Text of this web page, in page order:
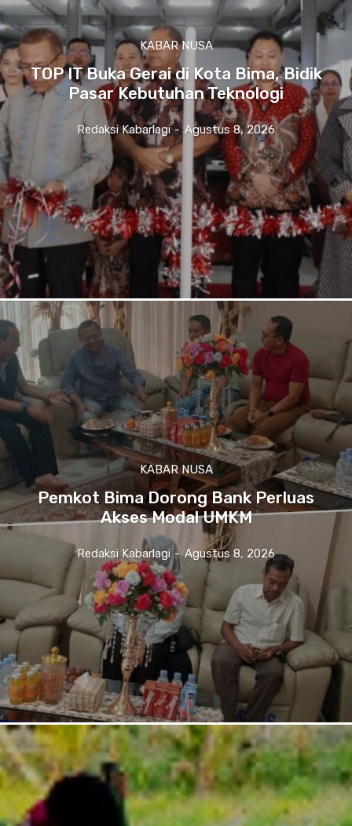
KABAR NUSA
TOP IT Buka Gerai di Kota Bima, Bidik
Pasar Kebutuhan Teknologi
Redaksi Kabarlagi - Agustus 8, 2026
KABAR NUSA
Pemkot Bima Dorong Bank Perluas
Akses Modal UMKM
Redaksi Kabarlagi - Agustus 8, 2026